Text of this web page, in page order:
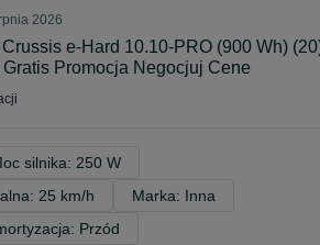
2026
e-Hard 10.10-PRO (900 Wh)
Promocja Negocjuj Cene
silnika: 250 W
25 km/h
Marka: Inna
Przód